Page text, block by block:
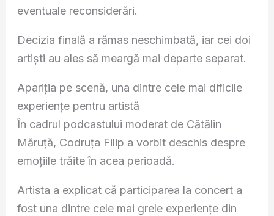
eventuale reconsiderări.
Decizia finală a rămas neschimbată, iar cei doi
artiști au ales să meargă mai departe separat.
Apariția pe scenă, una dintre cele mai dificile
experiențe pentru artistă
În cadrul podcastului moderat de Cătălin
Măruță, Codruța Filip a vorbit deschis despre
emoțiile trăite în acea perioadă.
Artista a explicat că participarea la concert a
fost una dintre cele mai grele experiențe din